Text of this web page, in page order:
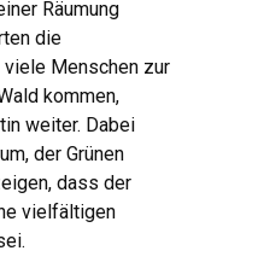
Räumung
die
Menschen zur
kommen,
weiter. Dabei
der Grünen
dass der
vielfältigen